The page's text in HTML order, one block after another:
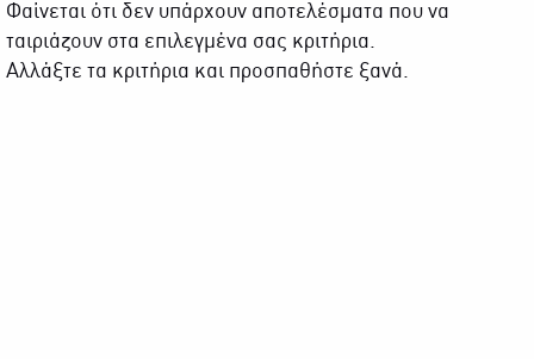
Φαίνεται ότι δεν υπάρχουν αποτελέσματα που να
ταιριάζουν στα επιλεγμένα σας κριτήρια.
Αλλάξτε τα κριτήρια και προσπαθήστε ξανά.